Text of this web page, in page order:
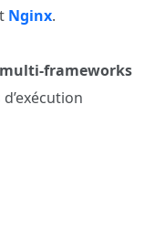
Nginx.
frameworks